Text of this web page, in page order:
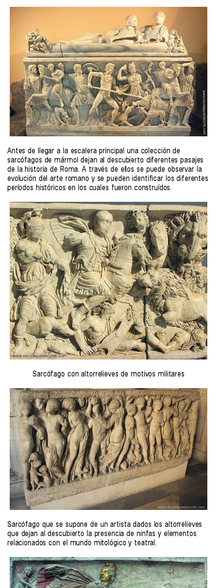
Antes de llegar a la escalera principal una colección de
sarcófagos de mármol dejan al descubierto diferentes pasajes
de la historia de Roma. A través de ellos se puede observar la
evolución del arte romano y se pueden identificar los diferentes
períodos históricos en los cuales fueron construídos.
Sarcófago con altorrelieves de motivos militares
Sarcófago que se supone de un artista dados los altorrelieves
que dejan al descubierto la presencia de ninfas y elementos
relacionados con el mundo mitológico y teatral.